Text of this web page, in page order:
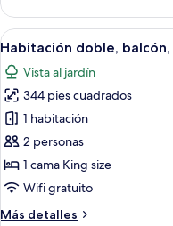
doble
estándar
Abrir
todas
las
fotos
de
Habitación
doble,
balcón,
4
Habitación doble,
Vista al jardín
344 pies cuadrados
1 habitación
2 personas
1 cama King size
Wifi gratuito
Más detalles
Más